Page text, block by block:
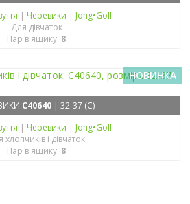
| Черевики | Jong•Golf
Для дівчаток
Пар в ящику: 8
НОВИНКА
C40640| 32-37 (C)
| Черевики | Jong•Golf
хлопчиків і дівчаток
Пар в ящику: 8